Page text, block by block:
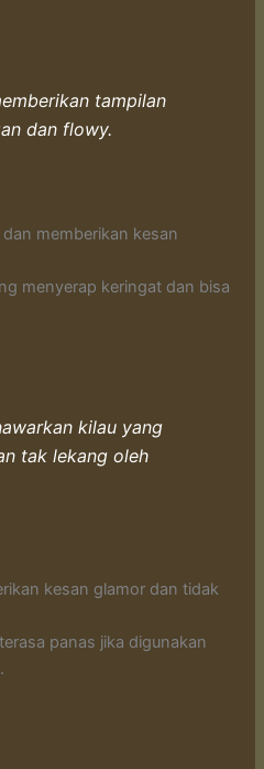
tampilan
dan flowy.
memberikan kesan
menyerap keringat dan bisa
kilau yang
tak lekang oleh
kesan glamor dan tidak
panas jika digunakan